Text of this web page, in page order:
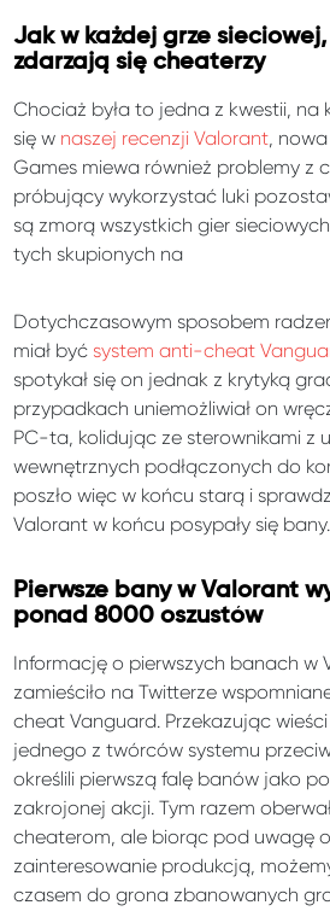
Jak w każdej grze
zdarzają się cheaterzy
Chociaż była to jedna z kwestii, na
się w naszej recenzji Valorant,
Games miewa również problemy z
próbujący wykorzystać luki
są zmorą wszystkich gier
tych skupionych na
Dotychczasowym sposobem
miał być system anti-cheat
spotykał się on jednak z krytyką
przypadkach uniemożliwiał on
PC-ta, kolidując ze sterownikami z
wewnętrznych podłączonych do
poszło więc w końcu starą i
Valorant w końcu posypały się bany.
Pierwsze bany w Valorant
ponad 8000 oszustów
Informację o pierwszych banach w
zamieściło na Twitterze
cheat Vanguard. Przekazując
jednego z twórców systemu
określili pierwszą falę banów jako
zakrojonej akcji. Tym razem
cheaterom, ale biorąc pod uwagę
zainteresowanie produkcją,
czasem do grona zbanowanych